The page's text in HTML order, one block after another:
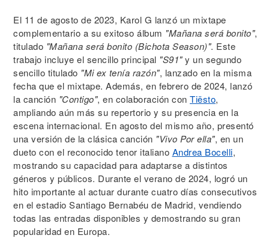
El 11 de agosto de 2023, Karol G lanzó un mixtape
complementario a su exitoso álbum "Mañana será bonito",
titulado "Mañana será bonito (Bichota Season)". Este
trabajo incluye el sencillo principal "S91"y un segundo
sencillo titulado "Mi ex tenía razón", lanzado en la misma
fecha que el mixtape. Además, en febrero de 2024, lanzó
la canción "Contigo", en colaboración con Tiësto,
ampliando aún más su repertorio y su presencia en la
escena internacional. En agosto del mismo año, presentó
una versión de la clásica canción "Vivo Por ella", en un
dueto con el reconocido tenor italiano Andrea Bocelli,
mostrando su capacidad para adaptarse a distintos
géneros y públicos. Durante el verano de 2024, logró un
hito importante al actuar durante cuatro días consecutivos
en el estadio Santiago Bernabéu de Madrid, vendiendo
todas las entradas disponibles y demostrando su gran
popularidad en Europa.